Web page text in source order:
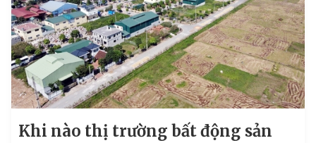
Khi nào thị trường bất động sản